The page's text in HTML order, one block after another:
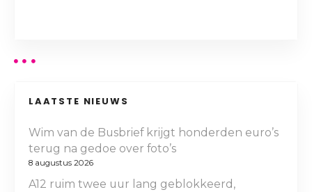
LAATSTE NIEUWS
Wim van de Busbrief krijgt honderden euro’s
terug na gedoe over foto’s
8 augustus 2026
A12 ruim twee uur lang geblokkeerd,